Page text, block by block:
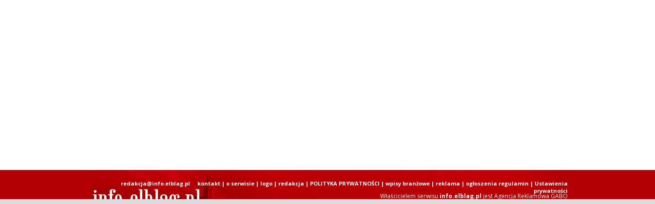
Właścicielem serwisu info.elblag.pl jestAgencja Reklamowa GABO
redakcja@info.elblag.pl kontakt| o serwisie| logo| redakcja | POLITYKA PRYWATNOŚCI | wpisy branżowe| reklama | ogłoszenia regulamin | Ustawienia
prywatności